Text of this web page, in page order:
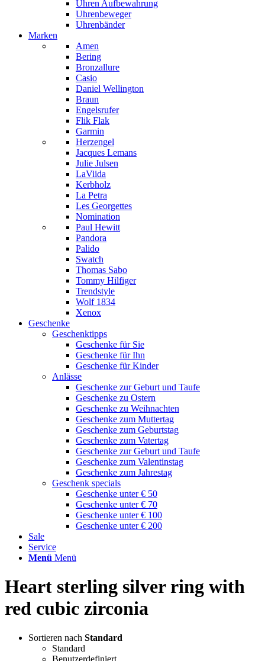
Uhren Aufbewahrung
Uhrenbeweger
Uhrenbänder
Marken
Amen
Bering
Bronzallure
Casio
Daniel Wellington
Braun
Engelsrufer
Flik Flak
Garmin
Herzengel
Jacques Lemans
Julie Julsen
LaViida
Kerbholz
La Petra
Les Georgettes
Nomination
Paul Hewitt
Pandora
Palido
Swatch
Thomas Sabo
Tommy Hilfiger
Trendstyle
Wolf 1834
Xenox
Geschenke
Geschenktipps
Geschenke für Sie
Geschenke für Ihn
Geschenke für Kinder
Anlässe
Geschenke zur Geburt und Taufe
Geschenke zu Ostern
Geschenke zu Weihnachten
Geschenke zum Muttertag
Geschenke zum Geburtstag
Geschenke zum Vatertag
Geschenke zur Geburt und Taufe
Geschenke zum Valentinstag
Geschenke zum Jahrestag
Geschenk specials
Geschenke unter € 50
Geschenke unter € 70
Geschenke unter € 100
Geschenke unter € 200
Sale
Service
Menü Menü
Heart sterling silver ring with
red cubic zirconia
Sortieren nach Standard
Standard
Benutzerdefiniert